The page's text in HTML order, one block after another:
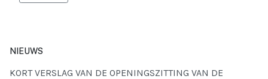
NIEUWS
KORT VERSLAG VAN DE OPENINGSZITTING VAN DE